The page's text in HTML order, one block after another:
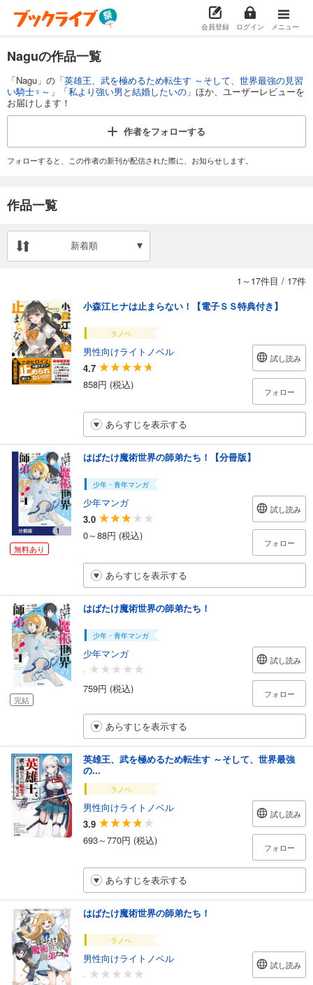
会員登録 ログイン メニュー
Naguの作品一覧
「Nagu」の「英雄王、武を極めるため転生す ～そして、世界最強の見習
い騎士♀～ 」「私より強い男と結婚したいの 」ほか、ユーザーレビューを
お届けします！
作者をフォローする
フォローすると、この作者の新刊が配信された際に、お知らせします。
作品一覧
新着順
1～17件目 / 17件
小森江ヒナは止まらない！【電子ＳＳ特典付き】
ラノベ
男性向けライトノベル
4.7
858円 (税込)
試し読み
フォロー
あらすじを表示する
無料あり
はばたけ魔術世界の師弟たち！【分冊版】
少年・青年マンガ
少年マンガ
3.0
0～88円 (税込)
試し読み
フォロー
あらすじを表示する
完結
はばたけ魔術世界の師弟たち！
少年・青年マンガ
少年マンガ
-
759円 (税込)
試し読み
フォロー
あらすじを表示する
英雄王、武を極めるため転生す ～そして、世界最強
の...
ラノベ
男性向けライトノベル
3.9
693～770円 (税込)
試し読み
フォロー
あらすじを表示する
はばたけ魔術世界の師弟たち！
ラノベ
男性向けライトノベル
-
試し読み